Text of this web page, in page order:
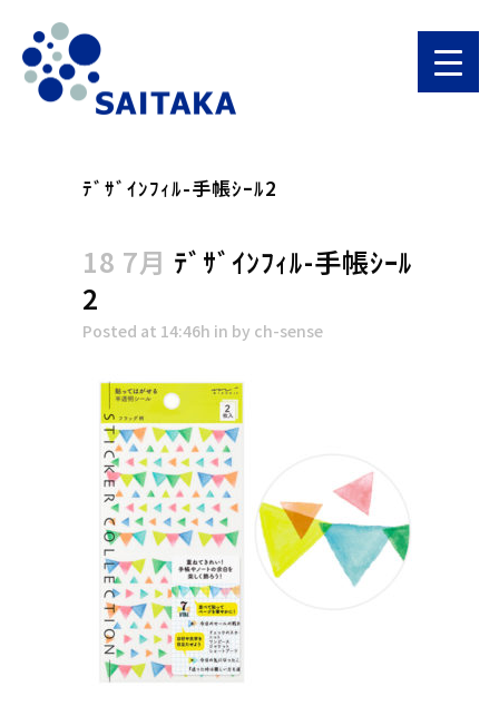
ﾃﾞｻﾞｲﾝﾌｨﾙ-手帳ｼｰﾙ2
18 7月 ﾃﾞｻﾞｲﾝﾌｨﾙ-手帳ｼｰﾙ
2
Posted at 14:46h in by ch-sense